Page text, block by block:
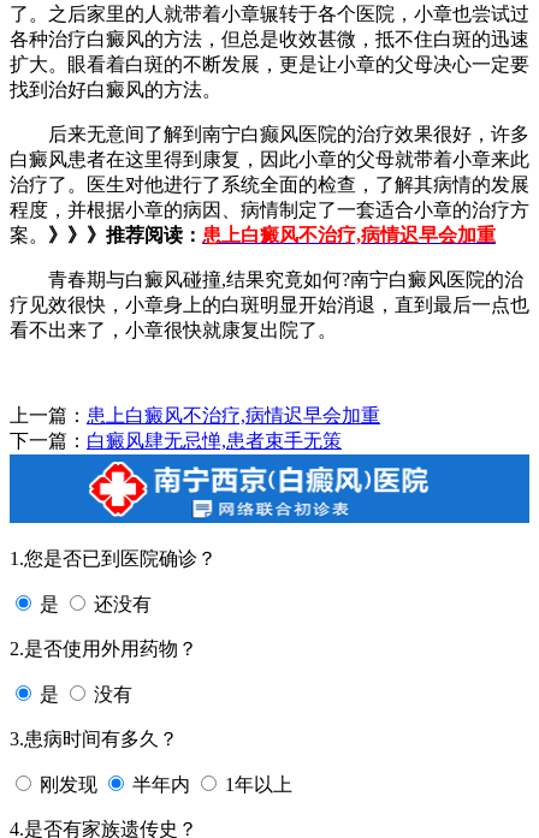
了。之后家里的人就带着小章辗转于各个医院，小章也尝试过
各种治疗白癜风的方法，但总是收效甚微，抵不住白斑的迅速
扩大。眼看着白斑的不断发展，更是让小章的父母决心一定要
找到治好白癜风的方法。
后来无意间了解到南宁白癫风医院的治疗效果很好，许多
白癜风患者在这里得到康复，因此小章的父母就带着小章来此
治疗了。医生对他进行了系统全面的检查，了解其病情的发展
程度，并根据小章的病因、病情制定了一套适合小章的治疗方
案。 》》》推荐阅读： 患上白癜风不治疗,病情迟早会加重
青春期与白癜风碰撞,结果究竟如何?南宁白癜风医院的治
疗见效很快，小章身上的白斑明显开始消退，直到最后一点也
看不出来了，小章很快就康复出院了。
上一篇： 患上白癜风不治疗,病情迟早会加重
下一篇： 白癜风肆无忌惮,患者束手无策
1.您是否已到医院确诊？
是 还没有
2.是否使用外用药物？
是 没有
3.患病时间有多久？
刚发现 半年内 1年以上
4.是否有家族遗传史？